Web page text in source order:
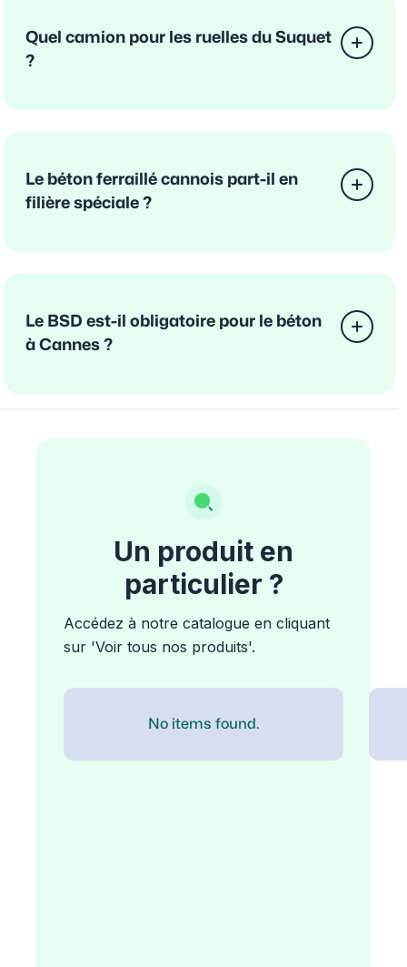
Quel camion pour les ruelles du Suquet
?
Le béton ferraillé cannois part-il en
filière spéciale ?
Le BSD est-il obligatoire pour le béton
à Cannes ?
Un produit en
particulier ?
Accédez à notre catalogue en cliquant
sur 'Voir tous nos produits'.
No items found.